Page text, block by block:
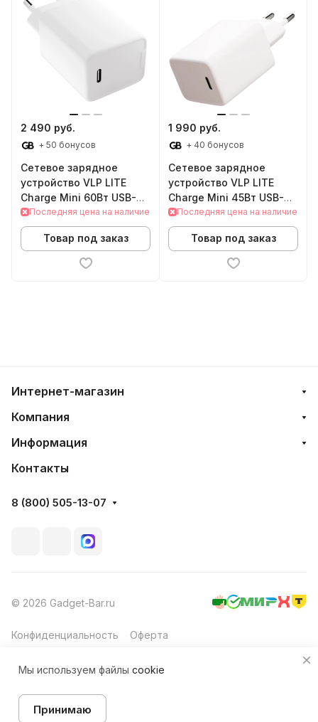
2 490 руб.
+ 50 бонусов
Сетевое зарядное
устройство VLP LITE
Charge Mini 60Вт USB-C
(White)
Последняя цена на наличие
Товар под заказ
1 990 руб.
+ 40 бонусов
Сетевое зарядное
устройство VLP LITE
Charge Mini 45Вт USB-C
(White)
Последняя цена на наличие
Товар под заказ
Интернет-магазин
Компания
Информация
Контакты
8 (800) 505-13-07
© 2026 Gadget-Bar.ru
Конфиденциальность Оферта
Мы используем файлы cookie
Принимаю